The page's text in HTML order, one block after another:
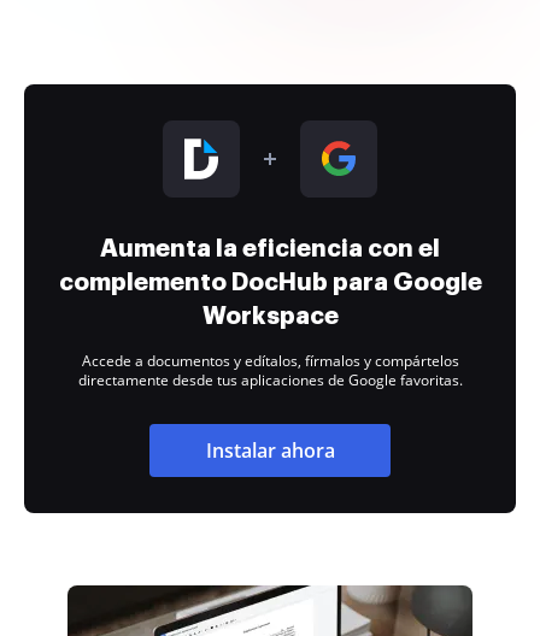
Aumenta la eficiencia con el
complemento DocHub para Google
Workspace
Accede a documentos y edítalos, fírmalos y compártelos
directamente desde tus aplicaciones de Google favoritas.
Instalar ahora